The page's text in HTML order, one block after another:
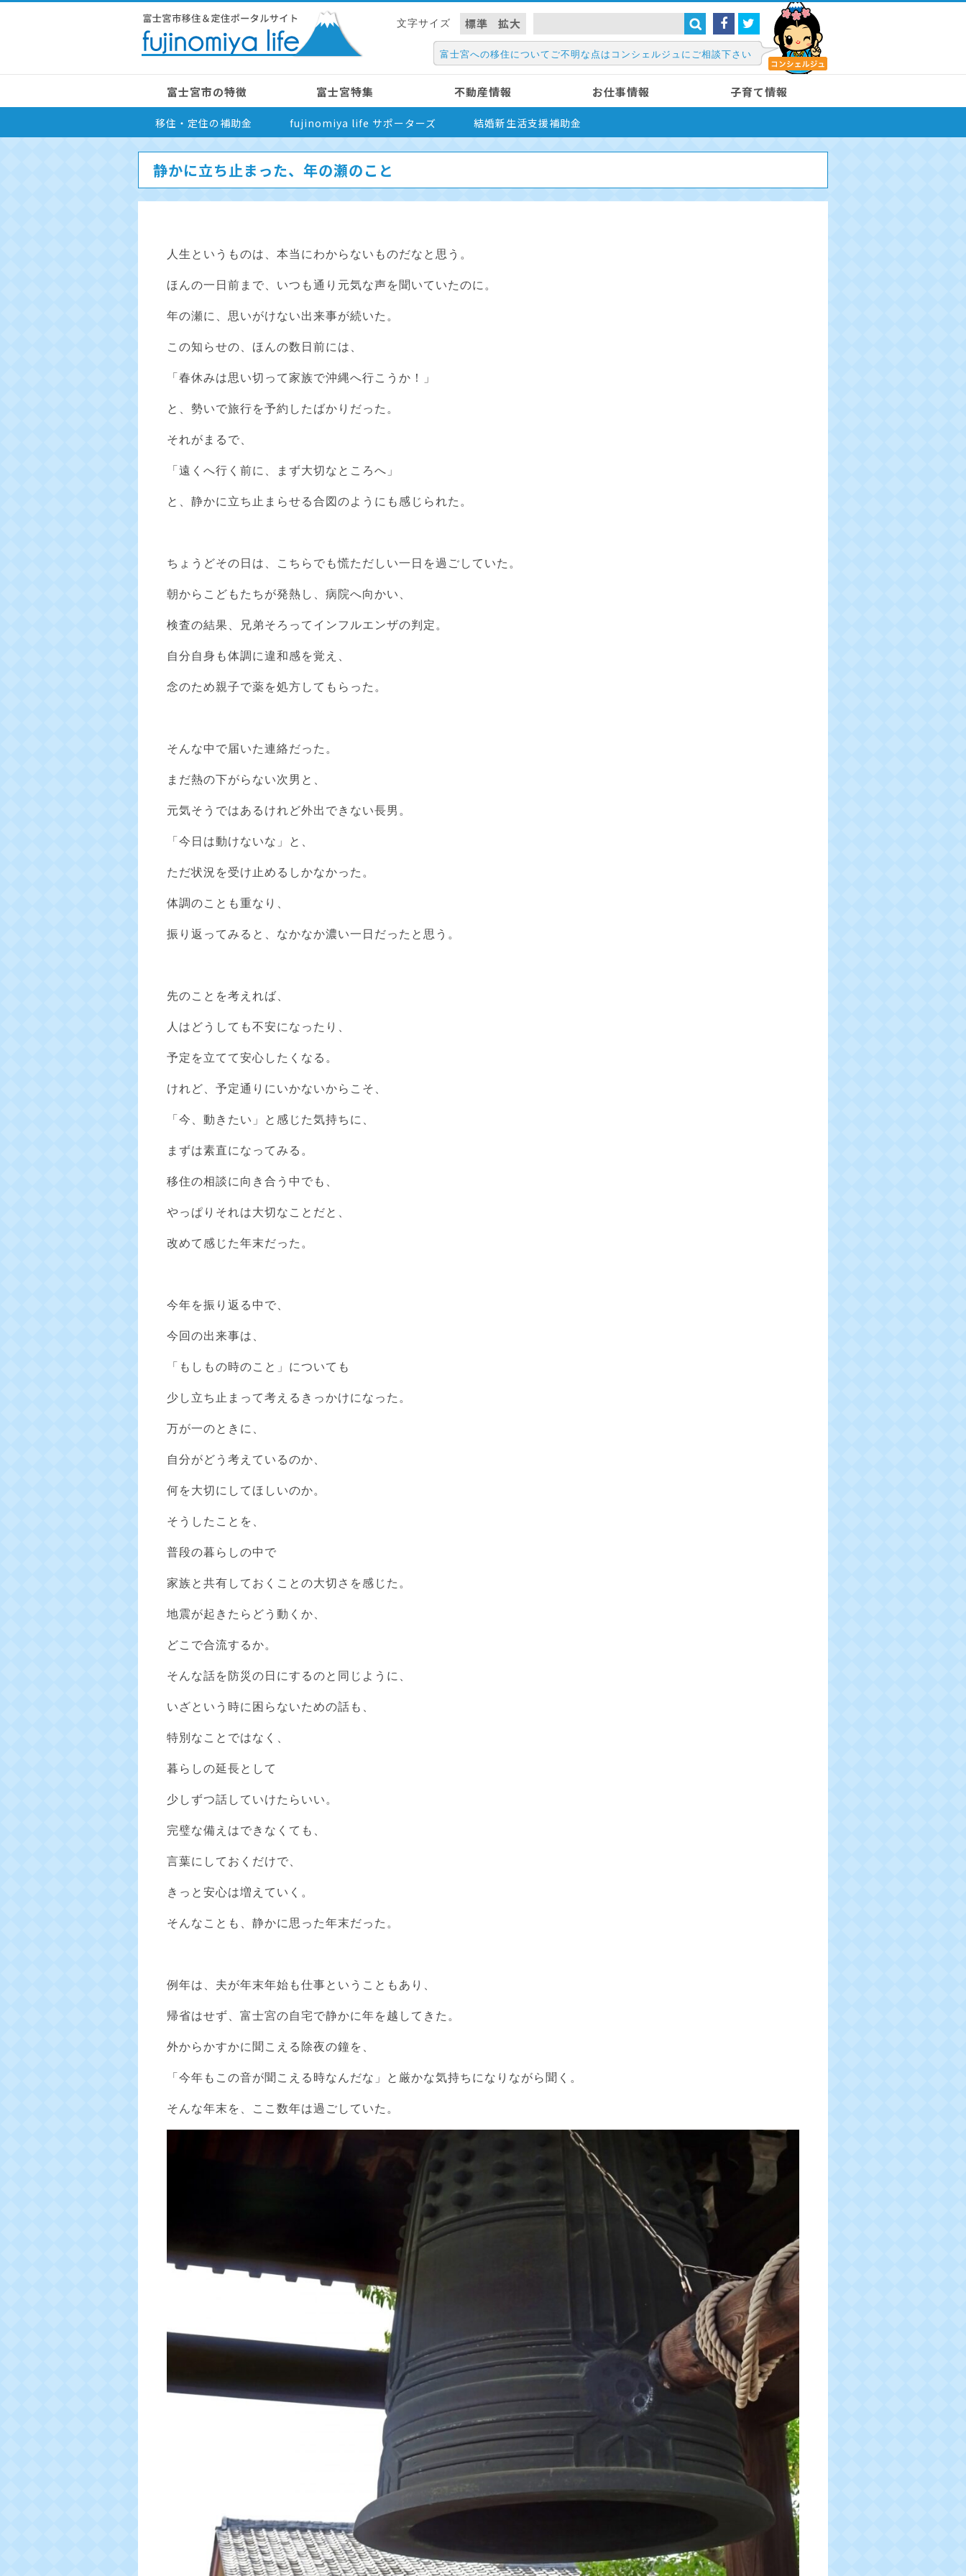
文字サイズ 標準 拡大
富士宮への移住についてご不明な点はコンシェルジュにご相談下さい
富士宮市の特徴 富士宮特集 不動産情報 お仕事情報 子育て情報
移住・定住の補助金 fujinomiya life サポーターズ 結婚新生活支援補助金
静かに立ち止まった、年の瀬のこと
人生というものは、本当にわからないものだなと思う。
ほんの一日前まで、いつも通り元気な声を聞いていたのに。
年の瀬に、思いがけない出来事が続いた。
この知らせの、ほんの数日前には、
「春休みは思い切って家族で沖縄へ行こうか！」
と、勢いで旅行を予約したばかりだった。
それがまるで、
「遠くへ行く前に、まず大切なところへ」
と、静かに立ち止まらせる合図のようにも感じられた。
ちょうどその日は、こちらでも慌ただしい一日を過ごしていた。
朝からこどもたちが発熱し、病院へ向かい、
検査の結果、兄弟そろってインフルエンザの判定。
自分自身も体調に違和感を覚え、
念のため親子で薬を処方してもらった。
そんな中で届いた連絡だった。
まだ熱の下がらない次男と、
元気そうではあるけれど外出できない長男。
「今日は動けないな」と、
ただ状況を受け止めるしかなかった。
体調のことも重なり、
振り返ってみると、なかなか濃い一日だったと思う。
先のことを考えれば、
人はどうしても不安になったり、
予定を立てて安心したくなる。
けれど、予定通りにいかないからこそ、
「今、動きたい」と感じた気持ちに、
まずは素直になってみる。
移住の相談に向き合う中でも、
やっぱりそれは大切なことだと、
改めて感じた年末だった。
今年を振り返る中で、
今回の出来事は、
「もしもの時のこと」についても
少し立ち止まって考えるきっかけになった。
万が一のときに、
自分がどう考えているのか、
何を大切にしてほしいのか。
そうしたことを、
普段の暮らしの中で
家族と共有しておくことの大切さを感じた。
地震が起きたらどう動くか、
どこで合流するか。
そんな話を防災の日にするのと同じように、
いざという時に困らないための話も、
特別なことではなく、
暮らしの延長として
少しずつ話していけたらいい。
完璧な備えはできなくても、
言葉にしておくだけで、
きっと安心は増えていく。
そんなことも、静かに思った年末だった。
例年は、夫が年末年始も仕事ということもあり、
帰省はせず、富士宮の自宅で静かに年を越してきた。
外からかすかに聞こえる除夜の鐘を、
「今年もこの音が聞こえる時なんだな」と厳かな気持ちになりながら聞く。
そんな年末を、ここ数年は過ごしていた。